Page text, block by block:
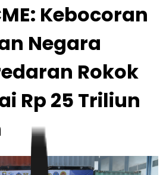
Kebocoran
Negara
Rokok
Rp 25 Triliun